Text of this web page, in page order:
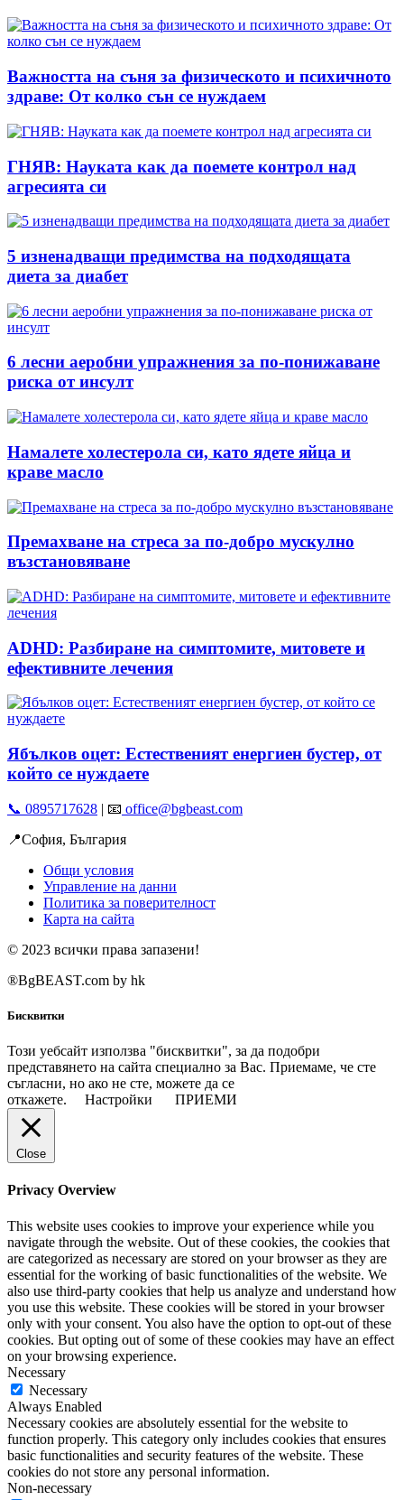
Важността на съня за физическото и психичното
здраве: От колко сън се нуждаем
ГНЯВ: Науката как да поемете контрол над
агресията си
5 изненадващи предимства на подходящата
диета за диабет
6 лесни аеробни упражнения за по-понижаване
риска от инсулт
Намалете холестерола си, като ядете яйца и
краве масло
Премахване на стреса за по-добро мускулно
възстановяване
ADHD: Разбиране на симптомите, митовете и
ефективните лечения
Ябълков оцет: Естественият енергиен бустер, от
който се нуждаете
📞 0895717628 | 📧 office@bgbeast.com
📍София, България
Общи условия
Управление на данни
Политика за поверителност
Карта на сайта
© 2023 всички права запазени!
®BgBEAST.com by hk
Бисквитки
Този уебсайт използва "бисквитки", за да подобри
представянето на сайта специално за Вас. Приемаме, че сте
съгласни, но ако не сте, можете да се
откажете.
Настройки ПРИЕМИ
Close
Privacy Overview
This website uses cookies to improve your experience while you
navigate through the website. Out of these cookies, the cookies that
are categorized as necessary are stored on your browser as they are
essential for the working of basic functionalities of the website. We
also use third-party cookies that help us analyze and understand how
you use this website. These cookies will be stored in your browser
only with your consent. You also have the option to opt-out of these
cookies. But opting out of some of these cookies may have an effect
on your browsing experience.
Necessary
Necessary
Always Enabled
Necessary cookies are absolutely essential for the website to
function properly. This category only includes cookies that ensures
basic functionalities and security features of the website. These
cookies do not store any personal information.
Non-necessary